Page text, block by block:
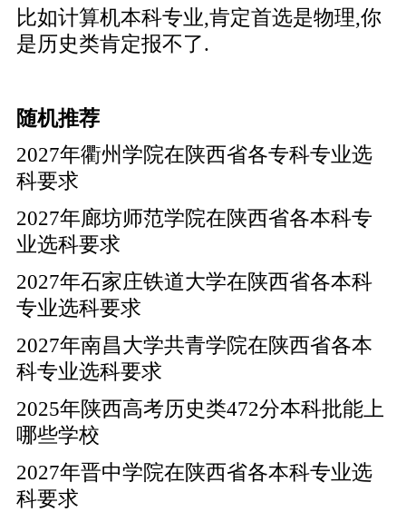
比如计算机本科专业,肯定首选是物理,你
是历史类肯定报不了.
随机推荐
2027年衢州学院在陕西省各专科专业选
科要求
2027年廊坊师范学院在陕西省各本科专
业选科要求
2027年石家庄铁道大学在陕西省各本科
专业选科要求
2027年南昌大学共青学院在陕西省各本
科专业选科要求
2025年陕西高考历史类472分本科批能上
哪些学校
2027年晋中学院在陕西省各本科专业选
科要求